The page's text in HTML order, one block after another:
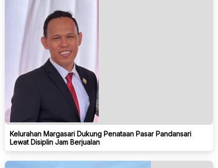
Kelurahan Margasari Dukung Penataan Pasar Pandansari
Lewat Disiplin Jam Berjualan